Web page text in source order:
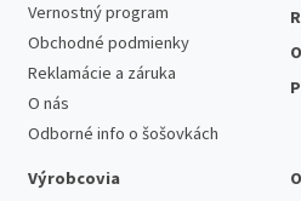
Vernostný program
Obchodné podmienky
Reklamácie a záruka
O nás
Odborné info o šošovkách
Výrobcovia